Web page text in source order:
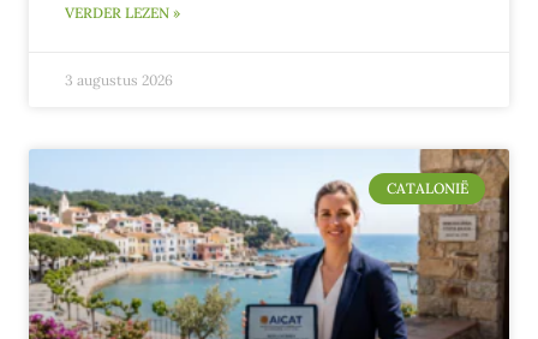
VERDER LEZEN »
3 augustus 2026
CATALONIË